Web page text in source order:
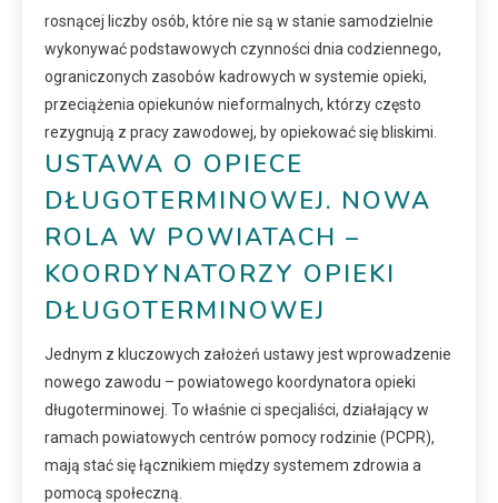
rosnącej liczby osób, które nie są w stanie samodzielnie
wykonywać podstawowych czynności dnia codziennego,
ograniczonych zasobów kadrowych w systemie opieki,
przeciążenia opiekunów nieformalnych, którzy często
rezygnują z pracy zawodowej, by opiekować się bliskimi.
USTAWA O OPIECE
DŁUGOTERMINOWEJ. NOWA
ROLA W POWIATACH –
KOORDYNATORZY OPIEKI
DŁUGOTERMINOWEJ
Jednym z kluczowych założeń ustawy jest wprowadzenie
nowego zawodu – powiatowego koordynatora opieki
długoterminowej. To właśnie ci specjaliści, działający w
ramach powiatowych centrów pomocy rodzinie (PCPR),
mają stać się łącznikiem między systemem zdrowia a
pomocą społeczną.